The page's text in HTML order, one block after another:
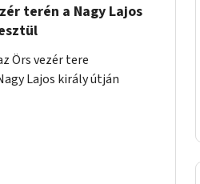
terén a Nagy Lajos
Örs vezér tere
Lajos király útján